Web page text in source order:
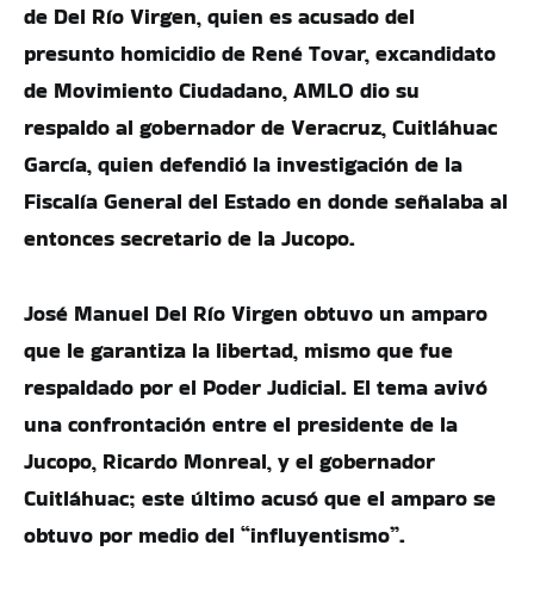
de Del Río Virgen, quien es acusado del
presunto homicidio de René Tovar, excandidato
de Movimiento Ciudadano, AMLO dio su
respaldo al gobernador de Veracruz, Cuitláhuac
García, quien defendió la investigación de la
Fiscalía General del Estado en donde señalaba al
entonces secretario de la Jucopo.
José Manuel Del Río Virgen obtuvo un amparo
que le garantiza la libertad, mismo que fue
respaldado por el Poder Judicial. El tema avivó
una confrontación entre el presidente de la
Jucopo, Ricardo Monreal, y el gobernador
Cuitláhuac; este último acusó que el amparo se
obtuvo por medio del “influyentismo”.